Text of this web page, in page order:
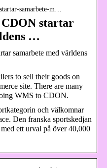
samarbete-m…
startar
…
samarbete med världens
to sell their goods on
site. There are many
WMS to CDON.
och välkomnar
Den franska sportskedjan
ett urval på över 40,000